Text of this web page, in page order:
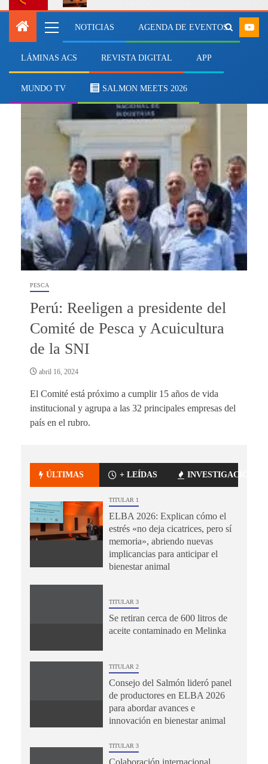
NOTICIAS AGENDA DE EVENTOS
LÁMINAS ACS REVISTA DIGITAL APP
MUNDO TV SALMON MEETS 2026
Darío Alvites
PESCA
Perú: Reeligen a presidente del
Comité de Pesca y Acuicultura
de la SNI
abril 16, 2024
El Comité está próximo a cumplir 15 años de vida
institucional y agrupa a las 32 principales empresas del
país en el rubro.
ÚLTIMAS + LEÍDAS INVESTIGACIÓN
TITULAR 1
ELBA 2026: Explican cómo el
estrés «no deja cicatrices, pero sí
memoria», abriendo nuevas
implicancias para anticipar el
bienestar animal
TITULAR 3
Se retiran cerca de 600 litros de
aceite contaminado en Melinka
TITULAR 2
Consejo del Salmón lideró panel
de productores en ELBA 2026
para abordar avances e
innovación en bienestar animal
TITULAR 3
Colaboración internacional